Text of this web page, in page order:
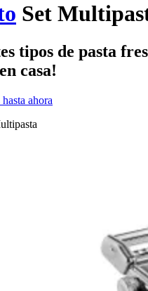
Set
tipos de pasta
casa!
ahora